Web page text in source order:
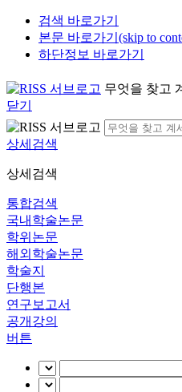
검색 바로가기
본문 바로가기(skip to
하단정보 바로가기
무엇을 찾고
닫기
상세검색
상세검색
통합검색
국내학술논문
학위논문
해외학술논문
학술지
단행본
연구보고서
공개강의
버튼